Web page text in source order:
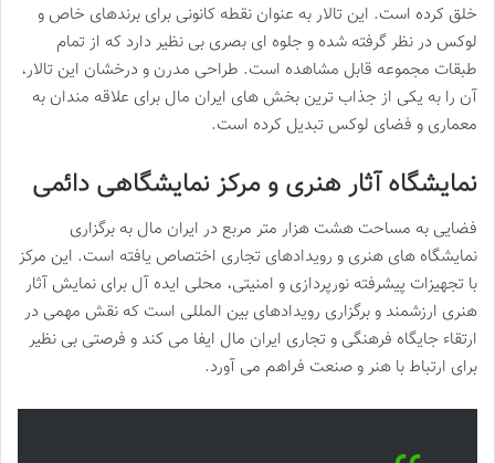
خلق کرده است. این تالار به عنوان نقطه کانونی برای برندهای خاص و
لوکس در نظر گرفته شده و جلوه ای بصری بی نظیر دارد که از تمام
طبقات مجموعه قابل مشاهده است. طراحی مدرن و درخشان این تالار،
آن را به یکی از جذاب ترین بخش های ایران مال برای علاقه مندان به
معماری و فضای لوکس تبدیل کرده است.
نمایشگاه آثار هنری و مرکز نمایشگاهی دائمی
فضایی به مساحت هشت هزار متر مربع در ایران مال به برگزاری
نمایشگاه های هنری و رویدادهای تجاری اختصاص یافته است. این مرکز
با تجهیزات پیشرفته نورپردازی و امنیتی، محلی ایده آل برای نمایش آثار
هنری ارزشمند و برگزاری رویدادهای بین المللی است که نقش مهمی در
ارتقاء جایگاه فرهنگی و تجاری ایران مال ایفا می کند و فرصتی بی نظیر
برای ارتباط با هنر و صنعت فراهم می آورد.